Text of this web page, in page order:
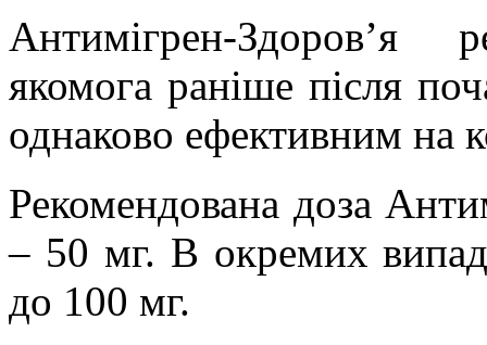
Антимігрен-Здоров’я
якомога раніше після
однаково ефективним на
Рекомендована доза
– 50 мг. В окремих
до 100 мг.